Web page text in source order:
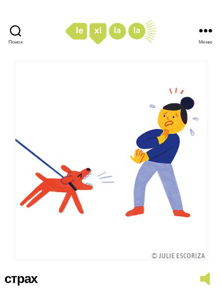
Поиск Меню
страх